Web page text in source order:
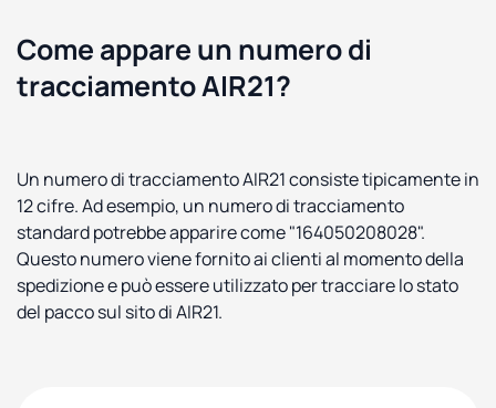
Come appare un numero di
tracciamento AIR21?
Un numero di tracciamento AIR21 consiste tipicamente in
12 cifre. Ad esempio, un numero di tracciamento
standard potrebbe apparire come "164050208028".
Questo numero viene fornito ai clienti al momento della
spedizione e può essere utilizzato per tracciare lo stato
del pacco sul sito di AIR21.